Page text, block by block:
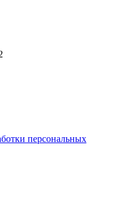
персональных